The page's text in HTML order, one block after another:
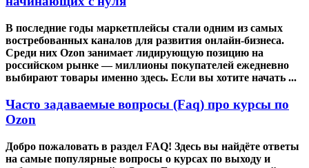
В последние годы маркетплейсы стали одним из самых
востребованных каналов для развития онлайн-бизнеса.
Среди них Ozon занимает лидирующую позицию на
российском рынке — миллионы покупателей ежедневно
выбирают товары именно здесь. Если вы хотите начать ...
Часто задаваемые вопросы (Faq) про курсы по
Ozon
Добро пожаловать в раздел FAQ! Здесь вы найдёте ответы
на самые популярные вопросы о курсах по выходу и